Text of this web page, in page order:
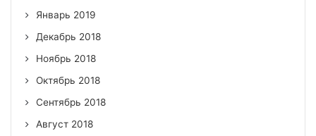
Январь 2019
Декабрь 2018
Ноябрь 2018
Октябрь 2018
Сентябрь 2018
Август 2018